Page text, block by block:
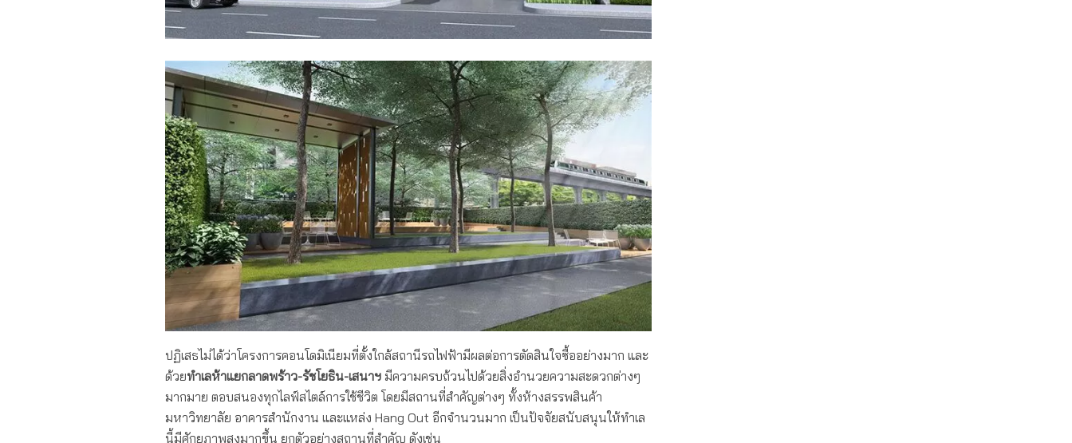
ปฏิเสธไม่ได้ว่าโครงการคอนโดมิเนียมที่ตั้งใกล้สถานีรถไฟฟ้ามีผลต่อการตัดสินใจซื้ออย่างมาก และ
ด้วยทำเลห้าแยกลาดพร้าว-รัชโยธิน-เสนาฯ มีความครบถ้วนไปด้วยสิ่งอำนวยความสะดวกต่างๆ
มากมาย ตอบสนองทุกไลฟ์สไตล์การใช้ชีวิต โดยมีสถานที่สำคัญต่างๆ ทั้งห้างสรรพสินค้า
มหาวิทยาลัย อาคารสำนักงาน และแหล่ง Hang Out อีกจำนวนมาก เป็นปัจจัยสนับสนุนให้ทำเล
นี้มีศักยภาพสูงมากขึ้น ยกตัวอย่างสถานที่สำคัญ ดังเช่น